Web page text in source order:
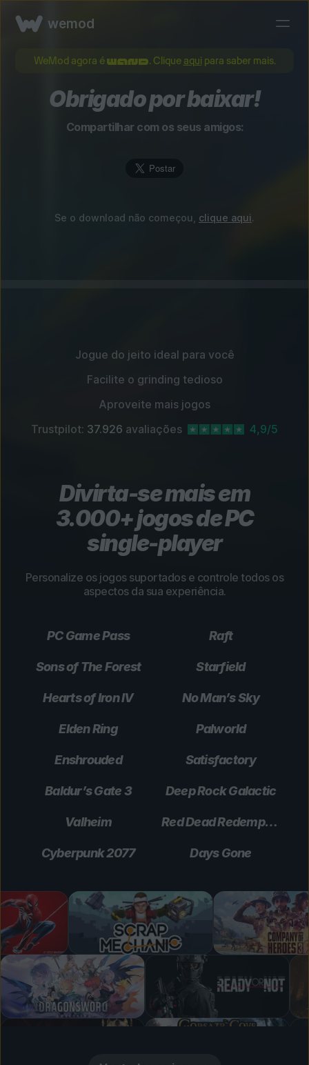
wemod
WeMod agora é . Clique aqui para saber mais.
Obrigado por baixar!
Compartilhar com os seus amigos:
Se o download não começou, clique aqui.
Jogue do jeito ideal para você
Facilite o grinding tedioso
Aproveite mais jogos
Trustpilot: 37.926 avaliações 4,9/5
Divirta-se mais em
3.000+ jogos de PC
single-player
Personalize os jogos suportados e controle todos os
aspectos da sua experiência.
PC Game Pass Raft
Sons of The Forest Starfield
Hearts of Iron IV No Man’s Sky
Elden Ring Palworld
Enshrouded Satisfactory
Baldur’s Gate 3 Deep Rock Galactic
Valheim Red Dead Redemption 2
Cyberpunk 2077 Days Gone